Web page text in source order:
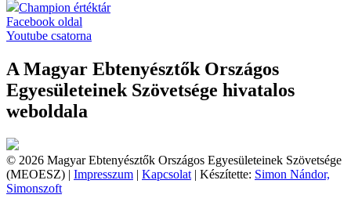
Champion értéktár
Facebook oldal
Youtube csatorna
A Magyar Ebtenyésztők Országos
Egyesületeinek Szövetsége hivatalos
weboldala
© 2026 Magyar Ebtenyésztők Országos Egyesületeinek Szövetsége
(MEOESZ) | Impresszum | Kapcsolat | Készítette: Simon Nándor,
Simonszoft